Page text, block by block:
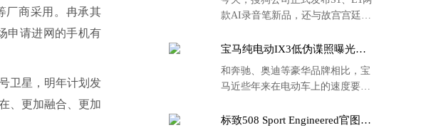
商采用。冉承其
申请进网的手机有
卫星，明年计划发
、更加融合、更加
款AI录音笔新品，还与故宫宫廷文
的故宫宫廷联名款。
宝马纯电动IX3低伪谍照曝光：
和奔驰、奥迪等豪华品牌相比，宝
马近些年来在电动车上的速度要慢
标致508 Sport Engineered官图发